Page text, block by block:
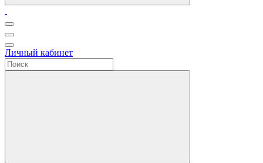
Личный кабинет